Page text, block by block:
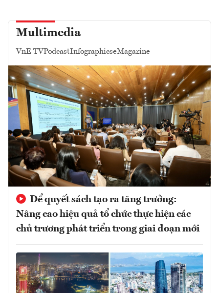
Multimedia
VnE TVPodcastInfographicseMagazine
Để quyết sách tạo ra tăng trưởng:
Nâng cao hiệu quả tổ chức thực hiện các
chủ trương phát triển trong giai đoạn mới